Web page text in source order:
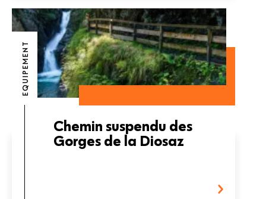
EQUIPEMENT
Chemin suspendu des
Gorges de la Diosaz